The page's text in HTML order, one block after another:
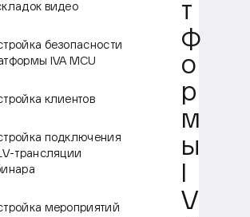
видео
безопасности
IVA MCU
клиентов
подключения
трансляции
мероприятий
т
ф
о
р
м
ы
V